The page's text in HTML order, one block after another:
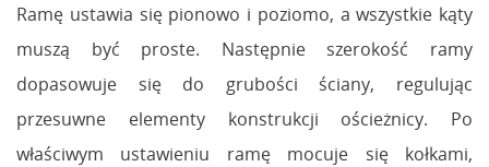
Ramę ustawia się pionowo i poziomo, a wszystkie kąty
muszą być proste. Następnie szerokość ramy
dopasowuje się do grubości ściany, regulując
przesuwne elementy konstrukcji ościeżnicy. Po
właściwym ustawieniu ramę mocuje się kołkami,